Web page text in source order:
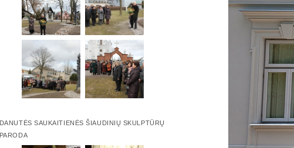
DANUTĖS SAUKAITIENĖS ŠIAUDINIŲ SKULPTŪRŲ
PARODA